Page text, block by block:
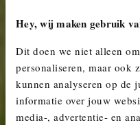
Hey, wij maken gebruik
Dit doen we niet alleen
personaliseren, maar ook
kunnen analyseren op de
informatie over jouw
media-, advertentie- en
MINI
Een klassieke